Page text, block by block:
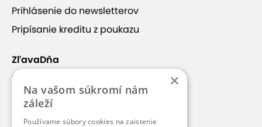
Prihlásenie do newsletterov
Pripísanie kreditu z poukazu
ZľavaDňa
Náš príbeh
Kontakt
Kariéra
×
Na vašom súkromí nám
záleží
Používame súbory cookies na zaistenie